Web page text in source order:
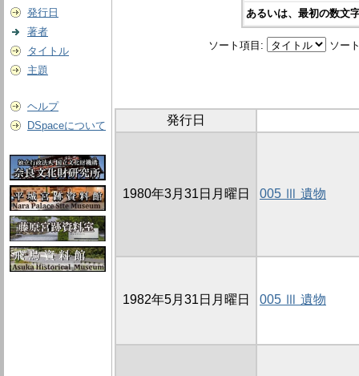
発行日
著者
タイトル
主題
ヘルプ
DSpaceについて
あるいは、最初の数文
ソート項目: ソー
発行日
1980年3月31日月曜日 005 Ⅲ 遺物
1982年5月31日月曜日 005 Ⅲ 遺物